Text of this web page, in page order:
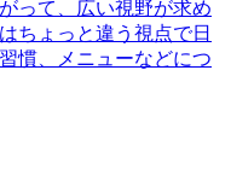
って、広い視野が求め
ちょっと違う視点で日
慣、メニューなどにつ